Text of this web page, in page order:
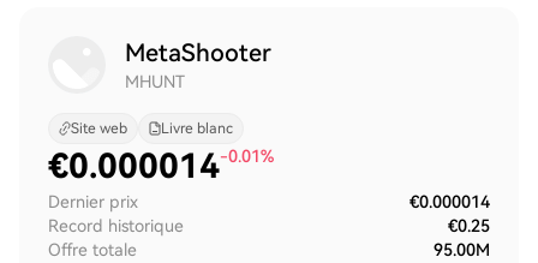
MetaShooter
MHUNT
Site web Livre blanc
€0.000014-0.01%
Dernier prix
€0.000014
Record historique
€0.25
Offre totale
95.00M